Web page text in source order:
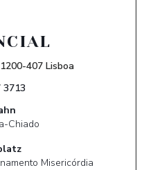
407 Lisboa((öffnet ein
3713
Chiado
Misericórdia